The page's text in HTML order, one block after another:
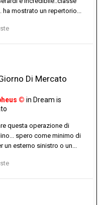
ha mostrato un repertorio...
Di Mercato
© in Dream is
questa operazione di
spero come minimo di
un esterno sinistro o un...